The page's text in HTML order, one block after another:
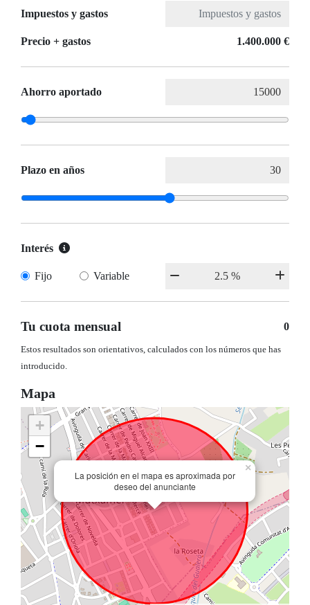
Impuestos y gastos
Precio + gastos 1.400.000 €
Ahorro aportado
Plazo en años
Interés
Fijo Variable
Tu cuota mensual 0
Estos resultados son orientativos, calculados con los números que has
introducido.
Mapa
La posición en el mapa es aproximada por
deseo del anunciante
×
+
−